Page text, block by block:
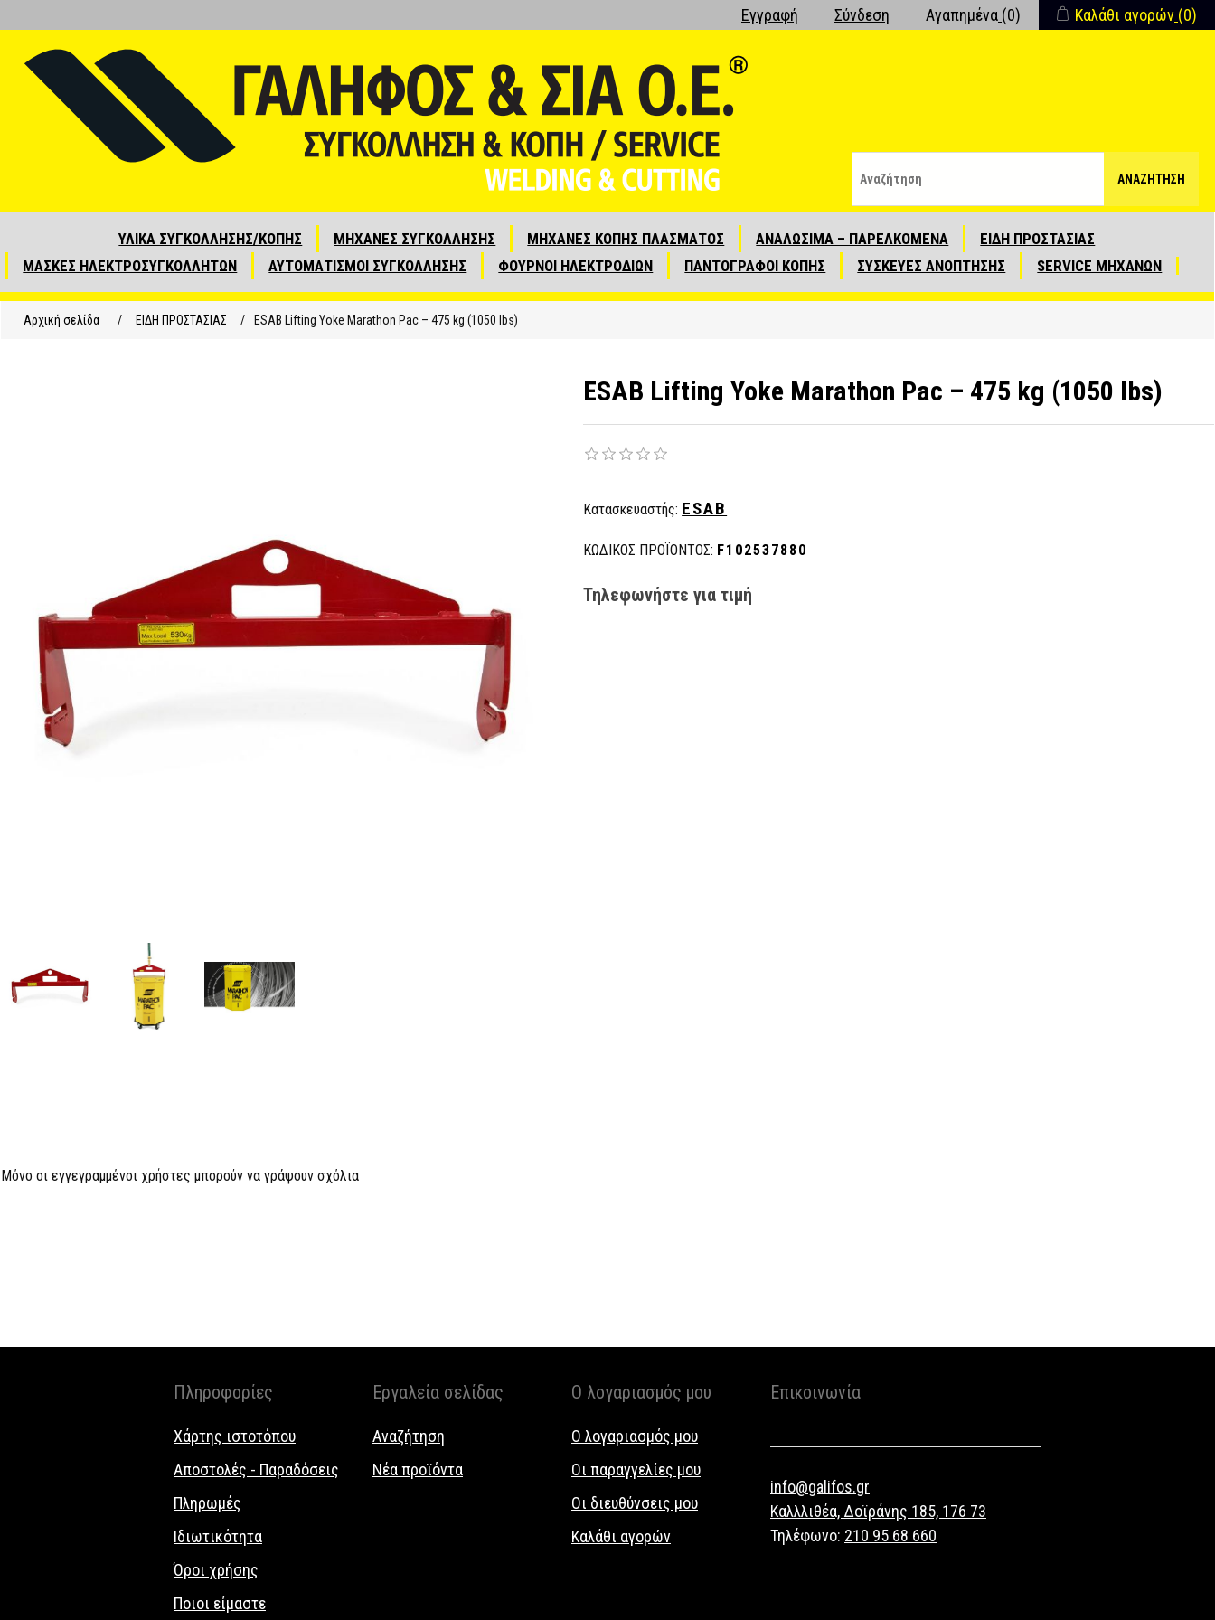
Εγγραφή Σύνδεση Αγαπημένα (0) Καλάθι αγορών (0)
ΑΝΑΖΉΤΗΣΗ
ΥΛΙΚΑ ΣΥΓΚΟΛΛΗΣΗΣ/ΚΟΠΗΣ ΜΗΧΑΝΕΣ ΣΥΓΚΟΛΛΗΣΗΣ ΜΗΧΑΝΕΣ ΚΟΠΗΣ ΠΛΑΣΜΑΤΟΣ ΑΝΑΛΩΣΙΜΑ – ΠΑΡΕΛΚΟΜΕΝΑ
ΕΙΔΗ ΠΡΟΣΤΑΣΙΑΣ
ΜΑΣΚΕΣ ΗΛΕΚΤΡΟΣΥΓΚΟΛΛΗΤΩΝ
ΑΥΤΟΜΑΤΙΣΜΟΙ ΣΥΓΚΟΛΛΗΣΗΣ ΦΟΥΡΝΟΙ ΗΛΕΚΤΡΟΔΙΩΝ ΠΑΝΤΟΓΡΑΦΟΙ ΚΟΠΗΣ ΣΥΣΚΕΥΕΣ ΑΝΟΠΤΗΣΗΣ SERVICE ΜΗΧΑΝΩΝ
Αρχική σελίδα / ΕΙΔΗ ΠΡΟΣΤΑΣΙΑΣ / ESAB Lifting Yoke Marathon Pac – 475 kg (1050 lbs)
ESAB Lifting Yoke Marathon Pac – 475 kg (1050 lbs)
Κατασκευαστής: ESAB
ΚΩΔΙΚΟΣ ΠΡΟΪΟΝΤΟΣ: F102537880
Τηλεφωνήστε για τιμή
Μόνο οι εγγεγραμμένοι χρήστες μπορούν να γράψουν σχόλια
Πληροφορίες
Χάρτης ιστοτόπου
Αποστολές - Παραδόσεις
Πληρωμές
Ιδιωτικότητα
Όροι χρήσης
Ποιοι είμαστε
Εργαλεία σελίδας
Αναζήτηση
Νέα προϊόντα
Ο λογαριασμός μου
Ο λογαριασμός μου
Οι παραγγελίες μου
Οι διευθύνσεις μου
Καλάθι αγορών
Επικοινωνία
info@galifos.gr
Καλλλιθέα, Δοϊράνης 185, 176 73
Τηλέφωνο: 210 95 68 660